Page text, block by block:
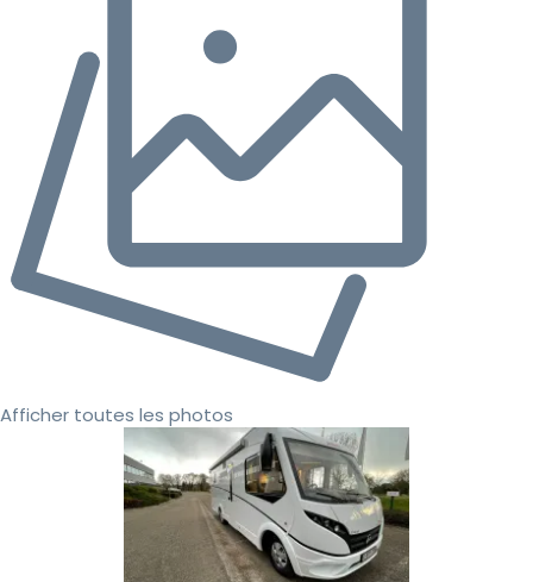
Afficher toutes les photos